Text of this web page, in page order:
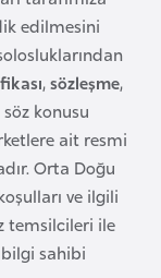
edilmesini
,sözleşme,
söz konusu
ait resmi
Orta Doğu
ve ilgili
temsilcileri ile
sahibi